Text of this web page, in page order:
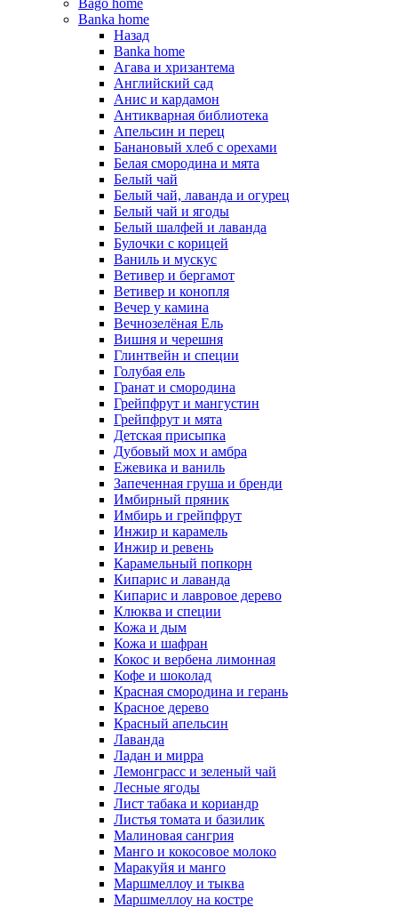
Bago home
Banka home
Назад
Banka home
Агава и хризантема
Английский сад
Анис и кардамон
Антикварная библиотека
Апельсин и перец
Банановый хлеб с орехами
Белая смородина и мята
Белый чай
Белый чай, лаванда и огурец
Белый чай и ягоды
Белый шалфей и лаванда
Булочки с корицей
Ваниль и мускус
Ветивер и бергамот
Ветивер и конопля
Вечер у камина
Вечнозелёная Ель
Вишня и черешня
Глинтвейн и специи
Голубая ель
Гранат и смородина
Грейпфрут и мангустин
Грейпфрут и мята
Детская присыпка
Дубовый мох и амбра
Ежевика и ваниль
Запеченная груша и бренди
Имбирный пряник
Имбирь и грейпфрут
Инжир и карамель
Инжир и ревень
Карамельный попкорн
Кипарис и лаванда
Кипарис и лавровое дерево
Клюква и специи
Кожа и дым
Кожа и шафран
Кокос и вербена лимонная
Кофе и шоколад
Красная смородина и герань
Красное дерево
Красный апельсин
Лаванда
Ладан и мирра
Лемонграсс и зеленый чай
Лесные ягоды
Лист табака и кориандр
Листья томата и базилик
Малиновая сангрия
Манго и кокосовое молоко
Маракуйя и манго
Маршмеллоу и тыква
Маршмеллоу на костре